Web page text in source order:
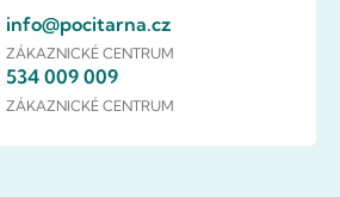
info@pocitarna.cz
ZÁKAZNICKÉ CENTRUM
534 009 009
ZÁKAZNICKÉ CENTRUM